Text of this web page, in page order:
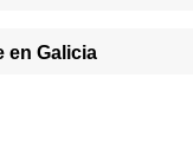
en Galicia